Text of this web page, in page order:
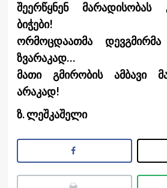
შეერწყნენ
ბიჭები!
ორმოცდაათმა
ზვარაკად…
მათი გმირობის ამბავი
არაკად!
ზ. ლეშკაშელი